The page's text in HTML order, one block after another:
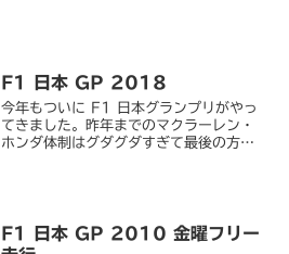
F1 日本 GP 2018
今年もついに F1 日本グランプリがやっ
てきました。昨年までのマクラーレン・
ホンダ体制はグダグダすぎて最後の方は
F1 日本 GP 2010 金曜フリー